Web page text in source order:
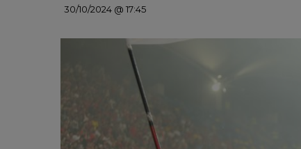
30/10/2024 @ 17:45